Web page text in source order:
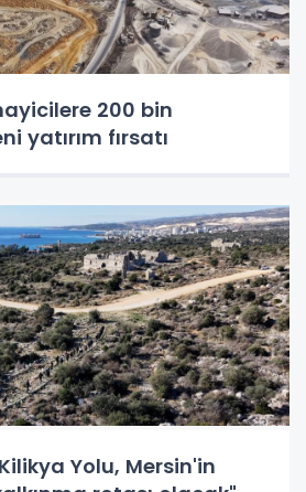
200 bin
yatırım fırsatı
Yolu, Mersin'in